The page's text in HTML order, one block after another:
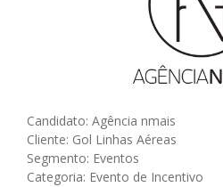
Candidato: Agência nmais
Cliente: Gol Linhas Aéreas
Segmento: Eventos
Categoria: Evento de Incentivo